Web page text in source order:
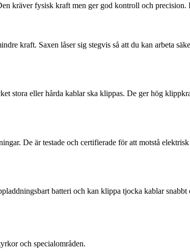
kräver fysisk kraft men ger god kontroll och
kraft. Saxen låser sig stegvis så att du kan arbeta
stora eller hårda kablar ska klippas. De ger hög
De är testade och certifierade för att motstå
batteri och kan klippa tjocka kablar
och specialområden.